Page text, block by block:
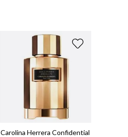
Carolina Herrera Confidential